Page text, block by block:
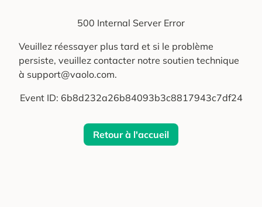
500 Internal Server Error
Veuillez réessayer plus tard et si le problème
persiste, veuillez contacter notre soutien technique
à support@vaolo.com.
Event ID: 6b8d232a26b84093b3c8817943c7df24
Retour à l'accueil